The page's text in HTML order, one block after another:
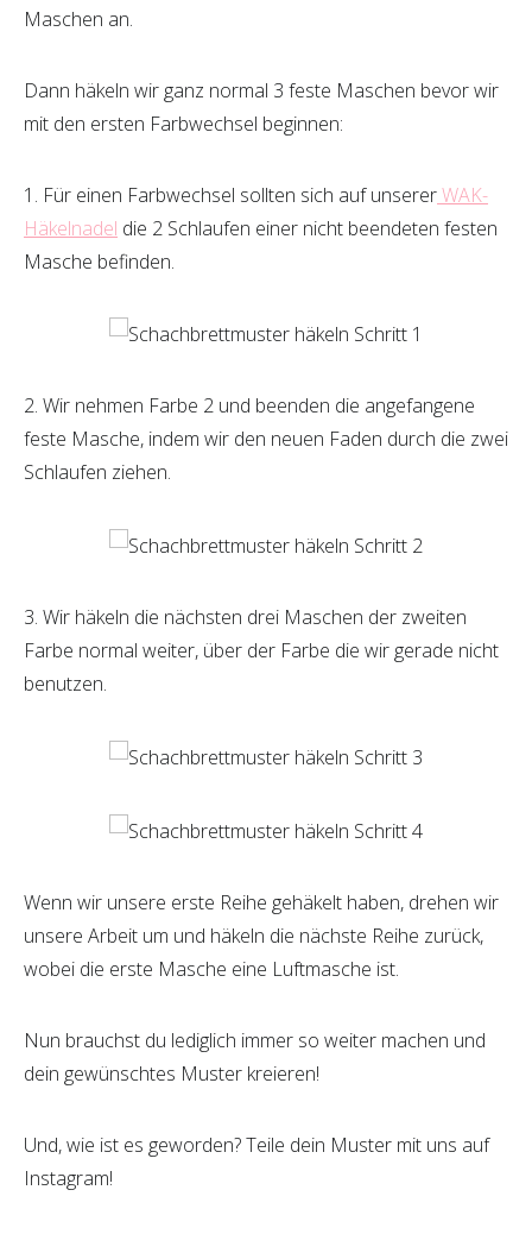
Maschen an.
Dann häkeln wir ganz normal 3 feste Maschen bevor wir
mit den ersten Farbwechsel beginnen:
1. Für einen Farbwechsel sollten sich auf unsererWAK-
Häkelnadel die 2 Schlaufen einer nicht beendeten festen
Masche befinden.
2. Wir nehmen Farbe 2 und beenden die angefangene
feste Masche, indem wir den neuen Faden durch die zwei
Schlaufen ziehen.
3. Wir häkeln die nächsten drei Maschen der zweiten
Farbe normal weiter, über der Farbe die wir gerade nicht
benutzen.
Wenn wir unsere erste Reihe gehäkelt haben, drehen wir
unsere Arbeit um und häkeln die nächste Reihe zurück,
wobei die erste Masche eine Luftmasche ist.
Nun brauchst du lediglich immer so weiter machen und
dein gewünschtes Muster kreieren!
Und, wie ist es geworden? Teile dein Muster mit uns auf
Instagram!